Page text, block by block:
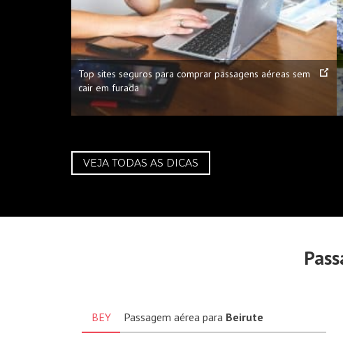
Top sites seguros para comprar passagens aéreas sem
cair em furada
VEJA TODAS AS DICAS
BEY Passagem aérea para Beirute